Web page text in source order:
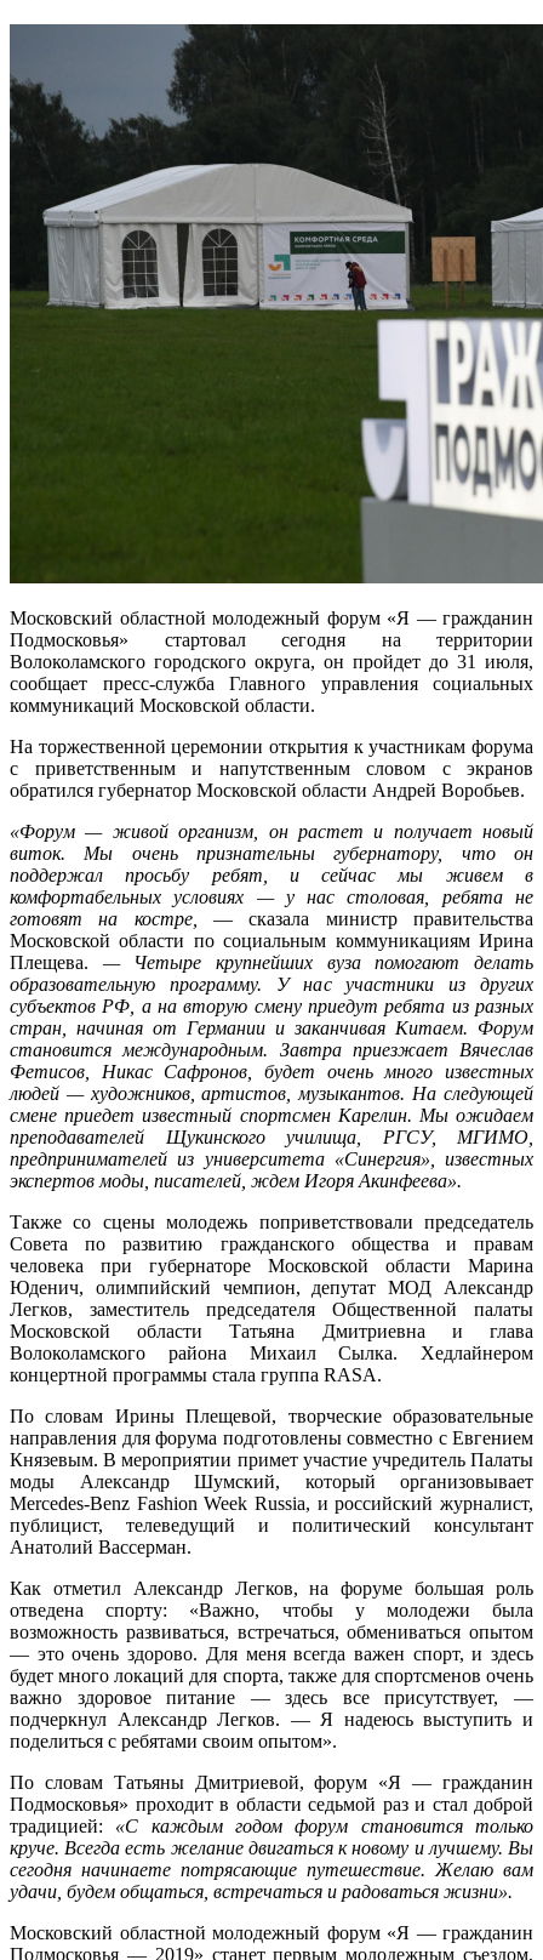
Московский областной молодежный форум «Я — гражданин
Подмосковья» стартовал сегодня на территории
Волоколамского городского округа, он пройдет до 31 июля,
сообщает пресс-служба Главного управления социальных
коммуникаций Московской области.
На торжественной церемонии открытия к участникам форума
с приветственным и напутственным словом с экранов
обратился губернатор Московской области Андрей Воробьев.
«Форум — живой организм, он растет и получает новый
виток. Мы очень признательны губернатору, что он
поддержал просьбу ребят, и сейчас мы живем в
комфортабельных условиях — у нас столовая, ребята не
готовят на костре,
— сказала министр правительства
Московской области по социальным коммуникациям Ирина
Плещева. — Четыре крупнейших вуза помогают делать
образовательную программу. У нас участники из других
субъектов РФ, а на вторую смену приедут ребята из разных
стран, начиная от Германии и заканчивая Китаем. Форум
становится международным. Завтра приезжает Вячеслав
Фетисов, Никас Сафронов, будет очень много известных
людей — художников, артистов, музыкантов. На следующей
смене приедет известный спортсмен Карелин. Мы ожидаем
преподавателей Щукинского училища, РГСУ, МГИМО,
предпринимателей из университета «Синергия», известных
экспертов моды, писателей, ждем Игоря Акинфеева».
Также со сцены молодежь поприветствовали председатель
Совета по развитию гражданского общества и правам
человека при губернаторе Московской области Марина
Юденич, олимпийский чемпион, депутат МОД Александр
Легков, заместитель председателя Общественной палаты
Московской области Татьяна Дмитриевна и глава
Волоколамского района Михаил Сылка. Хедлайнером
концертной программы стала группа RASA.
По словам Ирины Плещевой, творческие образовательные
направления для форума подготовлены совместно с Евгением
Князевым. В мероприятии примет участие учредитель Палаты
моды Александр Шумский, который организовывает
Mercedes-Benz Fashion Week Russia, и российский журналист,
публицист, телеведущий и политический консультант
Анатолий Вассерман.
Как отметил Александр Легков, на форуме большая роль
отведена спорту: «Важно, чтобы у молодежи была
возможность развиваться, встречаться, обмениваться опытом
— это очень здорово. Для меня всегда важен спорт, и здесь
будет много локаций для спорта, также для спортсменов очень
важно здоровое питание — здесь все присутствует, —
подчеркнул Александр Легков. — Я надеюсь выступить и
поделиться с ребятами своим опытом».
По словам Татьяны Дмитриевой, форум «Я — гражданин
Подмосковья» проходит в области седьмой раз и стал доброй
традицией: «С каждым годом форум становится только
круче. Всегда есть желание двигаться к новому и лучшему. Вы
сегодня начинаете потрясающие путешествие. Желаю вам
удачи, будем общаться, встречаться и радоваться жизни».
Московский областной молодежный форум «Я — гражданин
Подмосковья — 2019» станет первым молодежным съездом,